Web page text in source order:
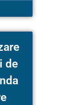
de